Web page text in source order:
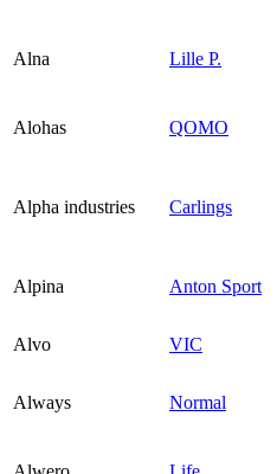
Alna Lille P.
Alohas QOMO
Alpha industries Carlings
Alpina Anton Sport
Alvo
VIC
Always Normal